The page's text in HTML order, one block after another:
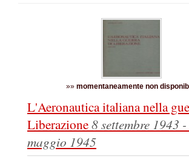
»» momentaneamente non
L'Aeronautica italiana nella
Liberazione8 settembre 1943
maggio 1945